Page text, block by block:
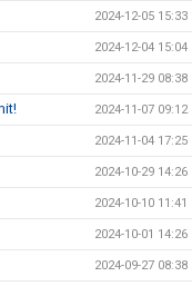
2024-12-05 15:33
2024-12-04 15:04
2024-11-29 08:38
2024-11-07 09:12
2024-11-04 17:25
2024-10-29 14:26
2024-10-10 11:41
2024-10-01 14:26
2024-09-27 08:38